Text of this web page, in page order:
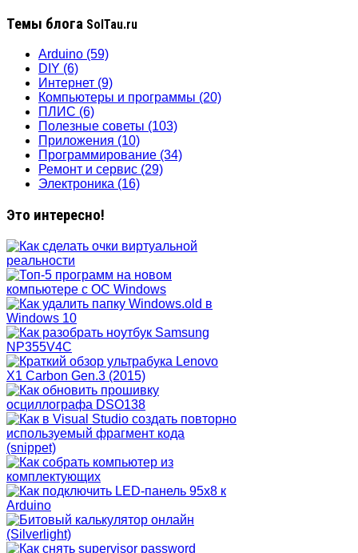
Темы блога SolTau.ru
Arduino (59)
DIY (6)
Интернет (9)
Компьютеры и программы (20)
ПЛИС (6)
Полезные советы (103)
Приложения (10)
Программирование (34)
Ремонт и сервис (29)
Электроника (16)
Это интересно!